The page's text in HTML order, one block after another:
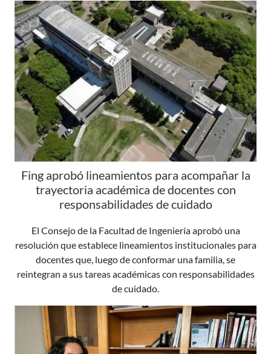
Fing aprobó lineamientos para acompañar la
trayectoria académica de docentes con
responsabilidades de cuidado
El Consejo de la Facultad de Ingeniería aprobó una
resolución que establece lineamientos institucionales para
docentes que, luego de conformar una familia, se
reintegran a sus tareas académicas con responsabilidades
de cuidado.